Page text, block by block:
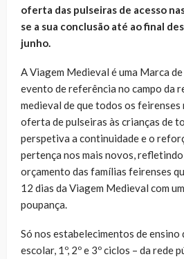
oferta das pulseiras de acesso
se a sua conclusão até ao final
junho.
A Viagem Medieval é uma Marca
evento de referência no campo da
medieval de que todos os
oferta de pulseiras às crianças de
perspetiva a continuidade e o
pertença nos mais novos,
orçamento das famílias feirenses
12 dias da Viagem Medieval com
poupança.
Só nos estabelecimentos de ensino
escolar, 1º, 2º e 3º ciclos – da rede